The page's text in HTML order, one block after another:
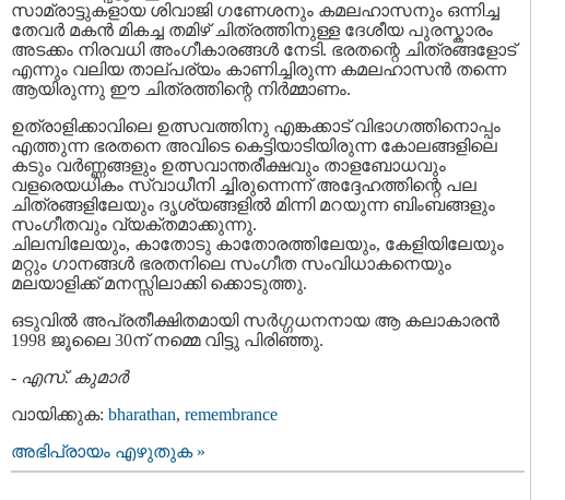
സാമ്രാട്ടുകളായ ശിവാജി ഗണേശനും കമലഹാസനും ഒന്നിച്ച
തേവര്‍ മകന്‍ മികച്ച തമിഴ് ചിത്രത്തിനുള്ള ദേശീയ പുരസ്കാരം
അടക്കം നിരവധി അംഗീകാരങ്ങള്‍ നേടി. ഭരതന്റെ ചിത്രങ്ങളോട്
എന്നും വലിയ താല്പര്യം കാണിച്ചിരുന്ന കമലഹാസന്‍ തന്നെ
ആയിരുന്നു ഈ ചിത്രത്തിന്റെ നിര്‍മ്മാണം.
ഉത്രാളിക്കാവിലെ ഉത്സവത്തിനു എങ്കക്കാട് വിഭാഗത്തിനൊപ്പം
എത്തുന്ന ഭരതനെ അവിടെ കെട്ടിയാടിയിരുന്ന കോലങ്ങളിലെ
കടും വര്‍ണ്ണങ്ങളും ഉത്സവാന്തരീക്ഷവും താളബോധവും
വളരെയധികം സ്വാധീനി ച്ചിരുന്നെന്ന് അദ്ദേഹത്തിന്റെ പല
ചിത്രങ്ങളിലേയും ദൃശ്യങ്ങളില്‍ മിന്നി മറയുന്ന ബിംബങ്ങളും
സംഗീതവും വ്യക്തമാക്കുന്നു.
ചിലമ്പിലേയും, കാതോടു കാതോരത്തിലേയും, കേളിയിലേയും
മറ്റും ഗാനങ്ങള്‍ ഭരതനിലെ സംഗീത സംവിധാകനെയും
മലയാളിക്ക് മനസ്സിലാക്കി ക്കൊടുത്തു.
ഒടുവില്‍ അപ്രതീക്ഷിതമായി സര്‍ഗ്ഗധനനായ ആ കലാകാരന്‍
1998 ജൂലൈ 30ന് നമ്മെ വിട്ടു പിരിഞ്ഞു.
- എസ്. കുമാര്‍
വായിക്കുക: bharathan, remembrance
അഭിപ്രായം എഴുതുക »